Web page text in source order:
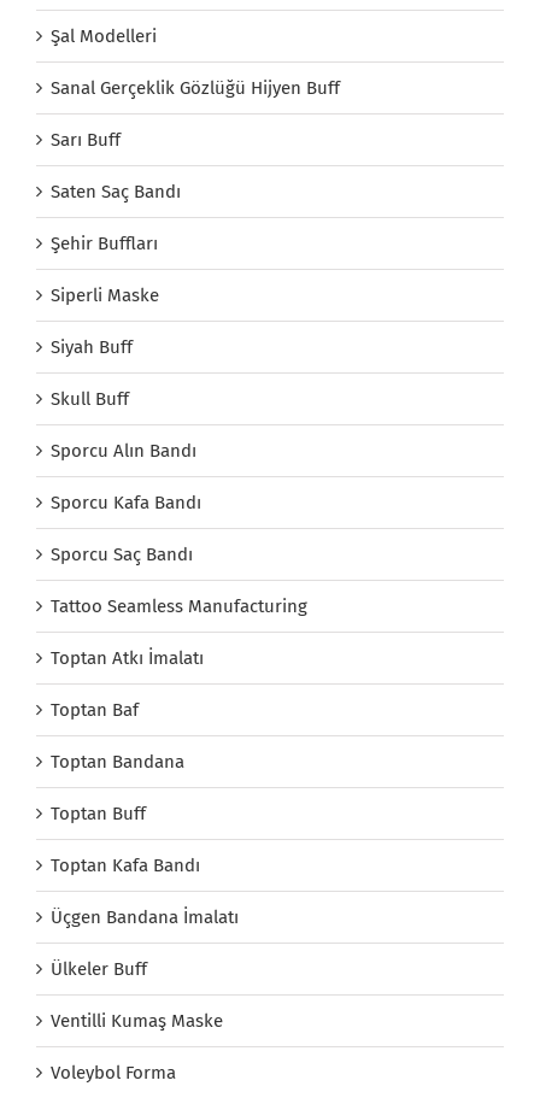
Şal Modelleri
Sanal Gerçeklik Gözlüğü Hijyen Buff
Sarı Buff
Saten Saç Bandı
Şehir Buffları
Siperli Maske
Siyah Buff
Skull Buff
Sporcu Alın Bandı
Sporcu Kafa Bandı
Sporcu Saç Bandı
Tattoo Seamless Manufacturing
Toptan Atkı İmalatı
Toptan Baf
Toptan Bandana
Toptan Buff
Toptan Kafa Bandı
Üçgen Bandana İmalatı
Ülkeler Buff
Ventilli Kumaş Maske
Voleybol Forma